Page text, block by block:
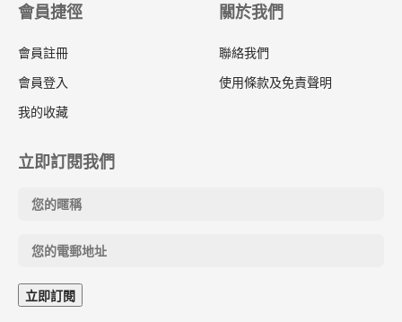
會員捷徑
會員註冊
會員登入
我的收藏
關於我們
聯絡我們
使用條款及免責聲明
立即訂閱我們